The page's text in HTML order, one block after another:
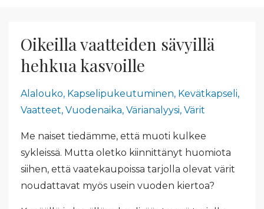
Oikeilla vaatteiden sävyillä
hehkua kasvoille
Alalouko Kapselipukeutuminen Kevätkapseli
Vaatteet Vuodenaika Värianalyysi Värit
Me naiset tiedämme, että muoti kulkee
sykleissä. Mutta oletko kiinnittänyt huomiota
siihen, että vaatekaupoissa tarjolla olevat värit
noudattavat myös usein vuoden kiertoa?